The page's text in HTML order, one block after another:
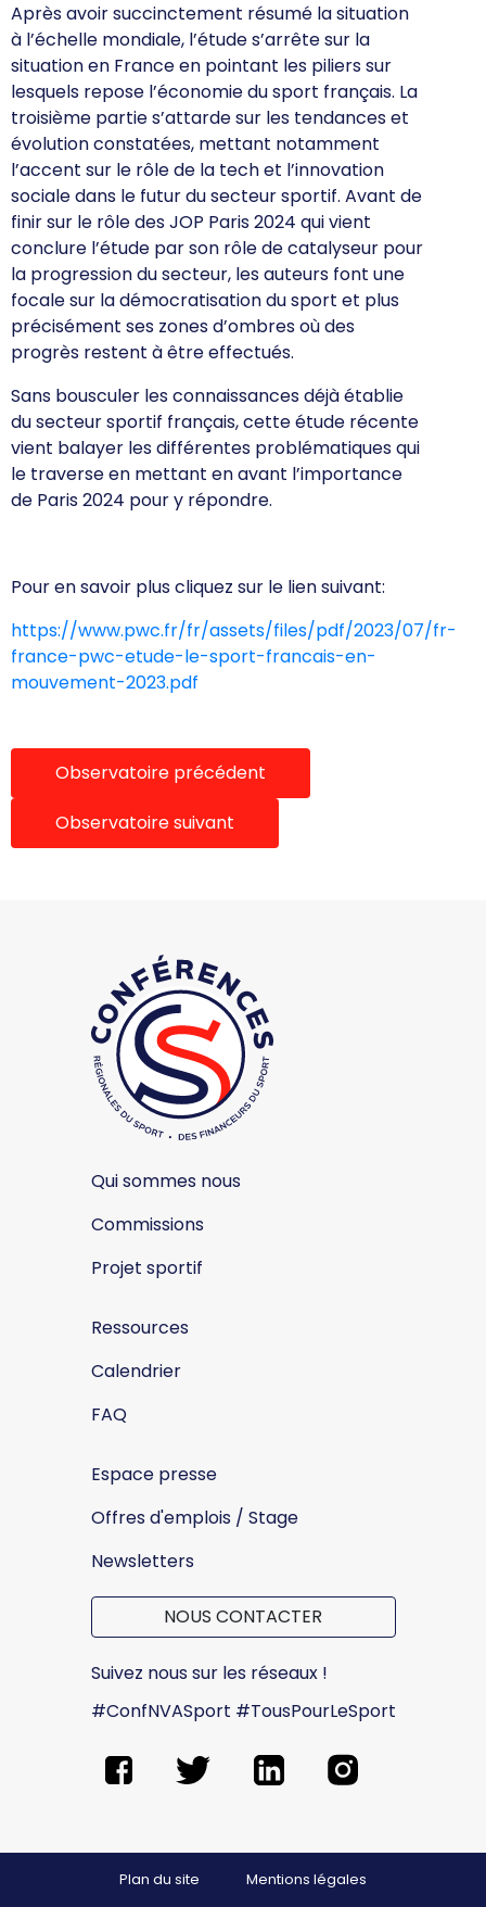
Après avoir succinctement résumé la situation
à l’échelle mondiale, l’étude s’arrête sur la
situation en France en pointant les piliers sur
lesquels repose l’économie du sport français. La
troisième partie s’attarde sur les tendances et
évolution constatées, mettant notamment
l’accent sur le rôle de la tech et l’innovation
sociale dans le futur du secteur sportif. Avant de
finir sur le rôle des JOP Paris 2024 qui vient
conclure l’étude par son rôle de catalyseur pour
la progression du secteur, les auteurs font une
focale sur la démocratisation du sport et plus
précisément ses zones d’ombres où des
progrès restent à être effectués.
Sans bousculer les connaissances déjà établie
du secteur sportif français, cette étude récente
vient balayer les différentes problématiques qui
le traverse en mettant en avant l’importance
de Paris 2024 pour y répondre.
Pour en savoir plus cliquez sur le lien suivant:
https://www.pwc.fr/fr/assets/files/pdf/2023/07/fr-
france-pwc-etude-le-sport-francais-en-
mouvement-2023.pdf
Observatoire précédent
Observatoire suivant
Qui sommes nous
Commissions
Projet sportif
Ressources
Calendrier
FAQ
Espace presse
Offres d'emplois / Stage
Newsletters
NOUS CONTACTER
Suivez nous sur les réseaux !
#ConfNVASport #TousPourLeSport
Plan du site Mentions légales